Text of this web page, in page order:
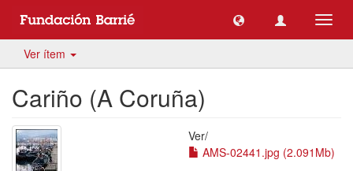
Ver ítem
Cariño (A Coruña)
Ver/
AMS-02441.jpg (2.091Mb)